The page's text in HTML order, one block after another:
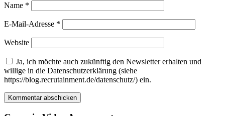
Name *
E-Mail-Adresse *
Website
Ja, ich möchte auch zukünftig den Newsletter erhalten und
willige in die Datenschutzerklärung (siehe
https://blog.recrutainment.de/datenschutz/) ein.